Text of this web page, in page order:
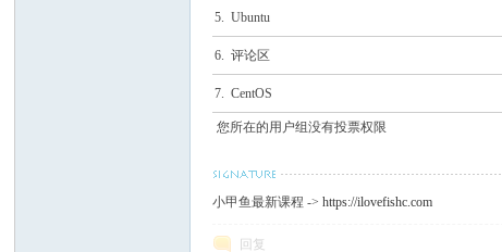
5. Ubuntu
6. 评论区
7. CentOS
您所在的用户组没有投票权限
小甲鱼最新课程 ->https://ilovefishc.com
回复